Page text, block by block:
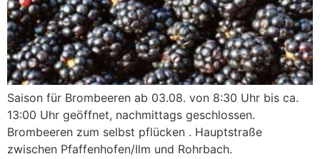
Saison für Brombeeren ab 03.08. von 8:30 Uhr bis ca.
13:00 Uhr geöffnet, nachmittags geschlossen.
Brombeeren zum selbst pflücken . Hauptstraße
zwischen Pfaffenhofen/Ilm und Rohrbach.